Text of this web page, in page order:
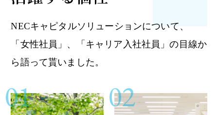
NECキャピタルソリューションについて、
「女性社員」、「キャリア入社社員」の目線か
ら語って貰いました。
01 02